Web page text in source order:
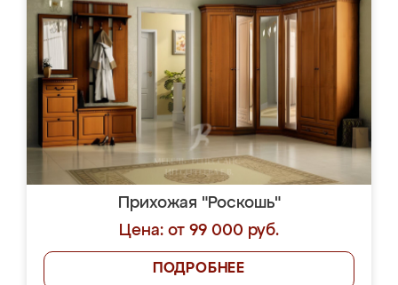
Прихожая "Роскошь"
Цена: от 99 000 руб.
ПОДРОБНЕЕ